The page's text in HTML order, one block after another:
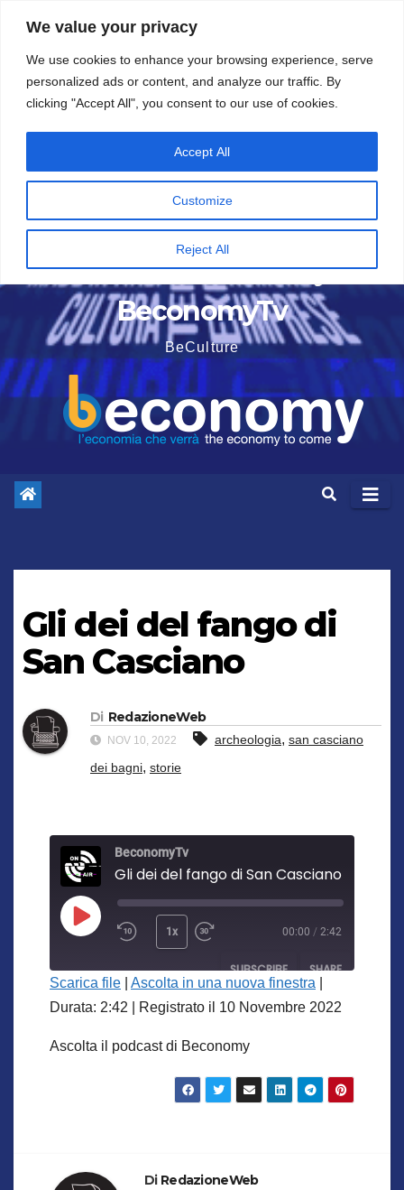
We value your privacy
We use cookies to enhance your browsing experience, serve
personalized ads or content, and analyze our traffic. By
clicking "Accept All", you consent to our use of cookies.
Customize
Reject All
Accept All
contenuto
5 Agosto 2026
BeconomyTv
BeCulture
Gli dei del fango di
San Casciano
Di RedazioneWeb
NOV 10, 2022 archeologia, san casciano
dei bagni, storie
BeconomyTv
Gli dei del fango di San Casciano
Play
1x 00:00 / 2:42
SUBSCRIBE SHARE
RSS FEED
SHARE
Scarica file Ascolta in una nuova finestra
Durata: 2:42
Registrato il 10 Novembre 2022
Ascolta il podcast di Beconomy
Di RedazioneWeb